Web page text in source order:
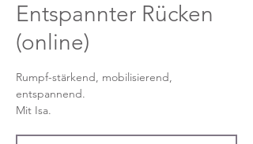
Entspannter Rücken
(online)
Rumpf-stärkend, mobilisierend,
entspannend.
Mit Isa.